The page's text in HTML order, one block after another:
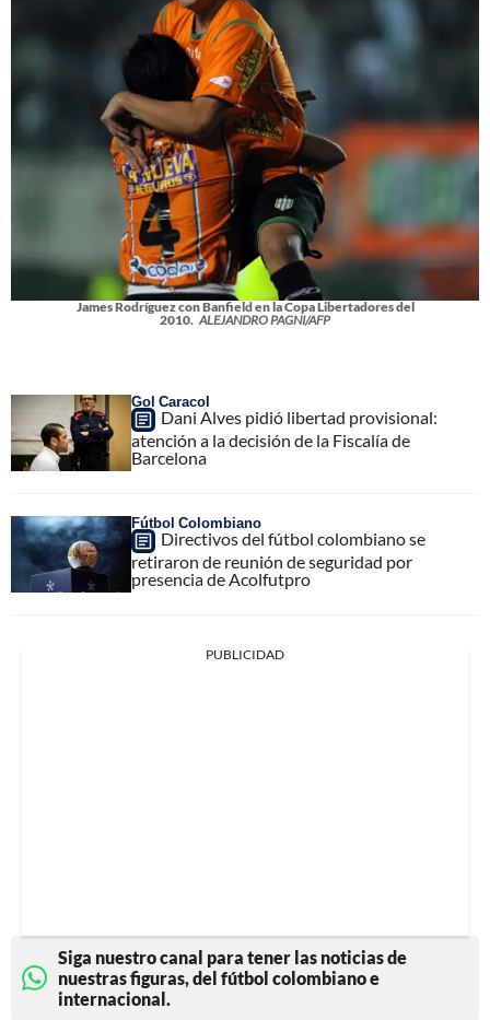
James Rodríguez con Banfield en la Copa Libertadores del
2010. ALEJANDRO PAGNI/AFP
Gol Caracol
Dani Alves pidió libertad provisional:
atención a la decisión de la Fiscalía de
Barcelona
Fútbol Colombiano
Directivos del fútbol colombiano se
retiraron de reunión de seguridad por
presencia de Acolfutpro
PUBLICIDAD
Siga nuestro canal para tener las noticias de
nuestras figuras, del fútbol colombiano e
internacional.